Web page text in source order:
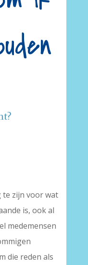
te zijn voor wat
is, ook al
medemensen
die reden als